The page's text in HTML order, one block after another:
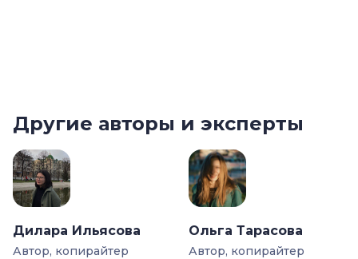
Другие авторы и эксперты
Дилара Ильясова
Автор, копирайтер
Ольга Тарасова
Автор, копирайтер